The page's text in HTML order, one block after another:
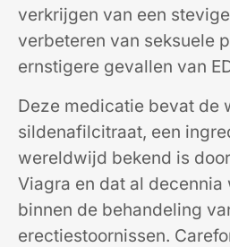
verkrijgen van een
verbeteren van seksuele
ernstigere gevallen van
Deze medicatie bevat de
sildenafilcitraat, een
wereldwijd bekend is
Viagra en dat al
binnen de behandeling
erectiestoornissen.